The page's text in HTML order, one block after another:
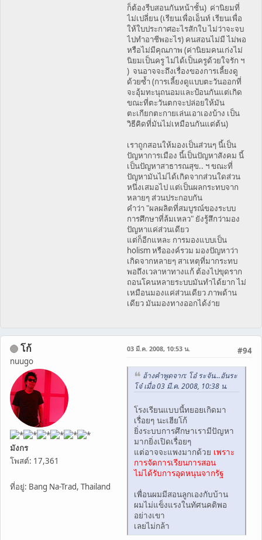
ก็ต้องรีบสอนกันหน้าชั้น) ค่านิยมที่
ไม่เปลี่ยน (เรียนเพื่อเอ็นท์ เรียนเพื่อ
ให้ใบประกาศอะไรสักใบ ไม่ว่าจะจบ
ไปทำอาชีพอะไร) คนสอนไม่มี ไม่พอ
หรือไม่มีคุณภาพ (ค่านิยมคนเก่งไม่
นิยมเป็นครู ไม่ได้เป็นครูด้วยใจรัก ฯ
) จนอาจจะถึงเรื่องของการเลี้ยงดู
ด้วยซ้ำ (การเลี้ยงดูแบบตะวันออกที่
จะอุ้มทะนุถนอมและป้อนกันแต่เกิด
ขณะที่ตะวันตกจะปล่อยให้มัน
ตะเกียกตะกายเล่นเอาเองบ้าง เป็น
วิธีคิดที่มันไม่เหมือนกันแต่ต้น)
เราถูกสอนให้มองเป็นส่วนๆ นี้เป็น
ปัญหาการเมือง นี้เป็นปัญหาสังคม นี้
เป็นปัญหาสาธารณสุข.. ฯ ขณะที่
ปัญหามันไม่ได้เกิดจากส่วนใดส่วน
หนึ่งเสมอไป แต่เป็นผลกระทบจาก
หลายๆ ส่วนประกอบกัน
คำว่า "ผลผลิตที่สมบูรณ์ของระบบ
การศึกษาที่ล้มเหลว" ยังรู้สึกว่ามอง
ปัญหาแค่ส่วนเดียว
แต่ก็อีกแหละ การมองแบบเป็น
holism หรือองค์รวม มองปัญหาว่า
เกิดจากหลายๆ สาเหตุที่มากระทบ
พอถึงเวลาหาทางแก้ ต้องไปขุดราก
ถอนโคนหลายระบบมันทำได้ยาก ไม่
เหมือนมองแค่ส่วนเดียว ภาพด้าน
เดียว มันมองทางออกได้ง่าย
โก้
nuugo
มังกร
โพสต์: 17,361
ที่อยู่: Bang Na-Trad, Thailand
#94
03 มี.ค. 2008, 10:53 น.
อ้างคำพูดจาก: โอ๋ ระจัน...อันระ
โจ๋ เมื่อ 03 มี.ค. 2008, 10:38 น.
โรงเรียนแบบนี้ทยอยเกิดมา
เรื่อยๆ นะเฮียโก้
ยิ่งระบบการศึกษาเรามีปัญหา
มากยิ่งเปิดเรื่อยๆ
แต่อาจจะแพงมากด้วย เพราะ
การจัดการเรียนการสอน
ไม่ได้รับการอุดหนุนจากรัฐ
เพื่อนผมมีสอนลูกเองกับบ้าน
ผมไม่แข็งแรงในทัศนคติพอ
อย่างเขา
เลยไม่กล้า